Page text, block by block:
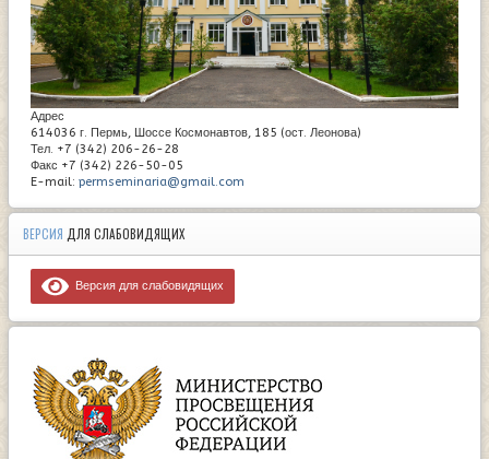
Адрес
614036 г. Пермь, Шоссе Космонавтов, 185 (ост. Леонова)
Тел. +7 (342) 206-26-28
Факс +7 (342) 226-50-05
E-mail: permseminaria@gmail.com
ВЕРСИЯ ДЛЯ СЛАБОВИДЯЩИХ
Версия для слабовидящих